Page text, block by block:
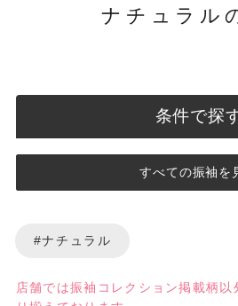
ナチュラル
条件で探
すべての振袖を
#ナチュラル
店舗では振袖コレクション掲載柄以